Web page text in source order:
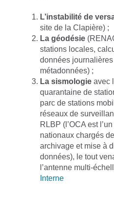
L’instabilité de
site de la Clapière) ;
La géodésie
stations locales,
données
métadonnées) ;
La sismologie avec
quarantaine de
parc de stations
réseaux de
RLBP (l’OCA est
nationaux chargés
archivage et mise à
données), le tout
l’antenne multi-
Interne